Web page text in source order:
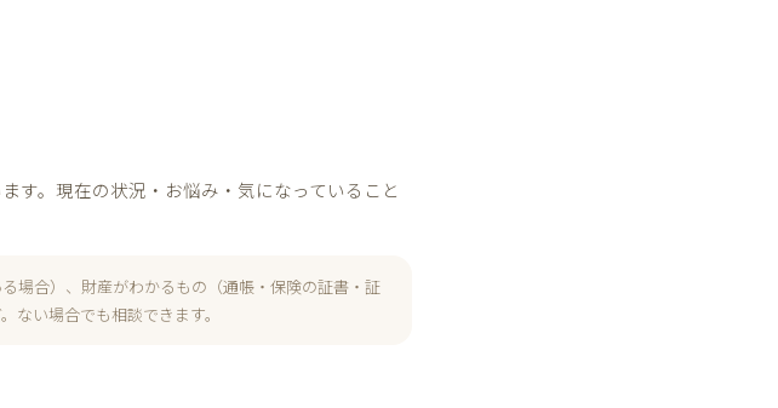
す。現在の状況・お悩み・気になっていること
場合）、財産がわかるもの（通帳・保険の証書・証
ない場合でも相談できます。